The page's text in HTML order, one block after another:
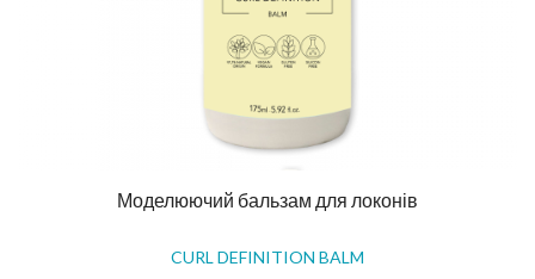
Моделюючий бальзам для локонів
CURL DEFINITION BALM